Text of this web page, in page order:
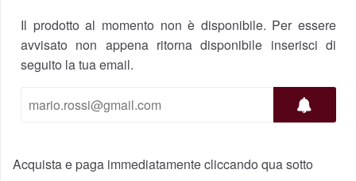
Il prodotto al momento non è disponibile. Per essere
avvisato non appena ritorna disponibile inserisci di
seguito la tua email.
Acquista e paga immediatamente cliccando qua sotto